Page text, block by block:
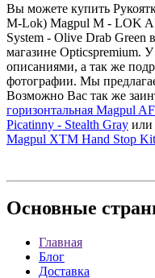
Вы можете купить
M-Lok) Magpul M - LOK
System - Olive Drab Green
магазине Opticspremium.
описаниями, а так же
фотографии. Мы
Возможно Вас так же
горизонтальная Magpul
Picatinny - Stealth Gray или
Magpul XTM Hand Stop
Основные
Главная
Блог
Доставка